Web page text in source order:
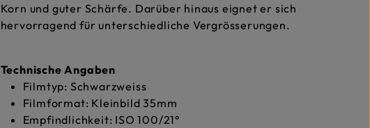
Korn und guter Schärfe. Darüber hinaus eignet er sich
hervorragend für unterschiedliche Vergrösserungen.
Technische Angaben
Filmtyp: Schwarzweiss
Filmformat: Kleinbild 35mm
Empfindlichkeit: ISO 100/21°